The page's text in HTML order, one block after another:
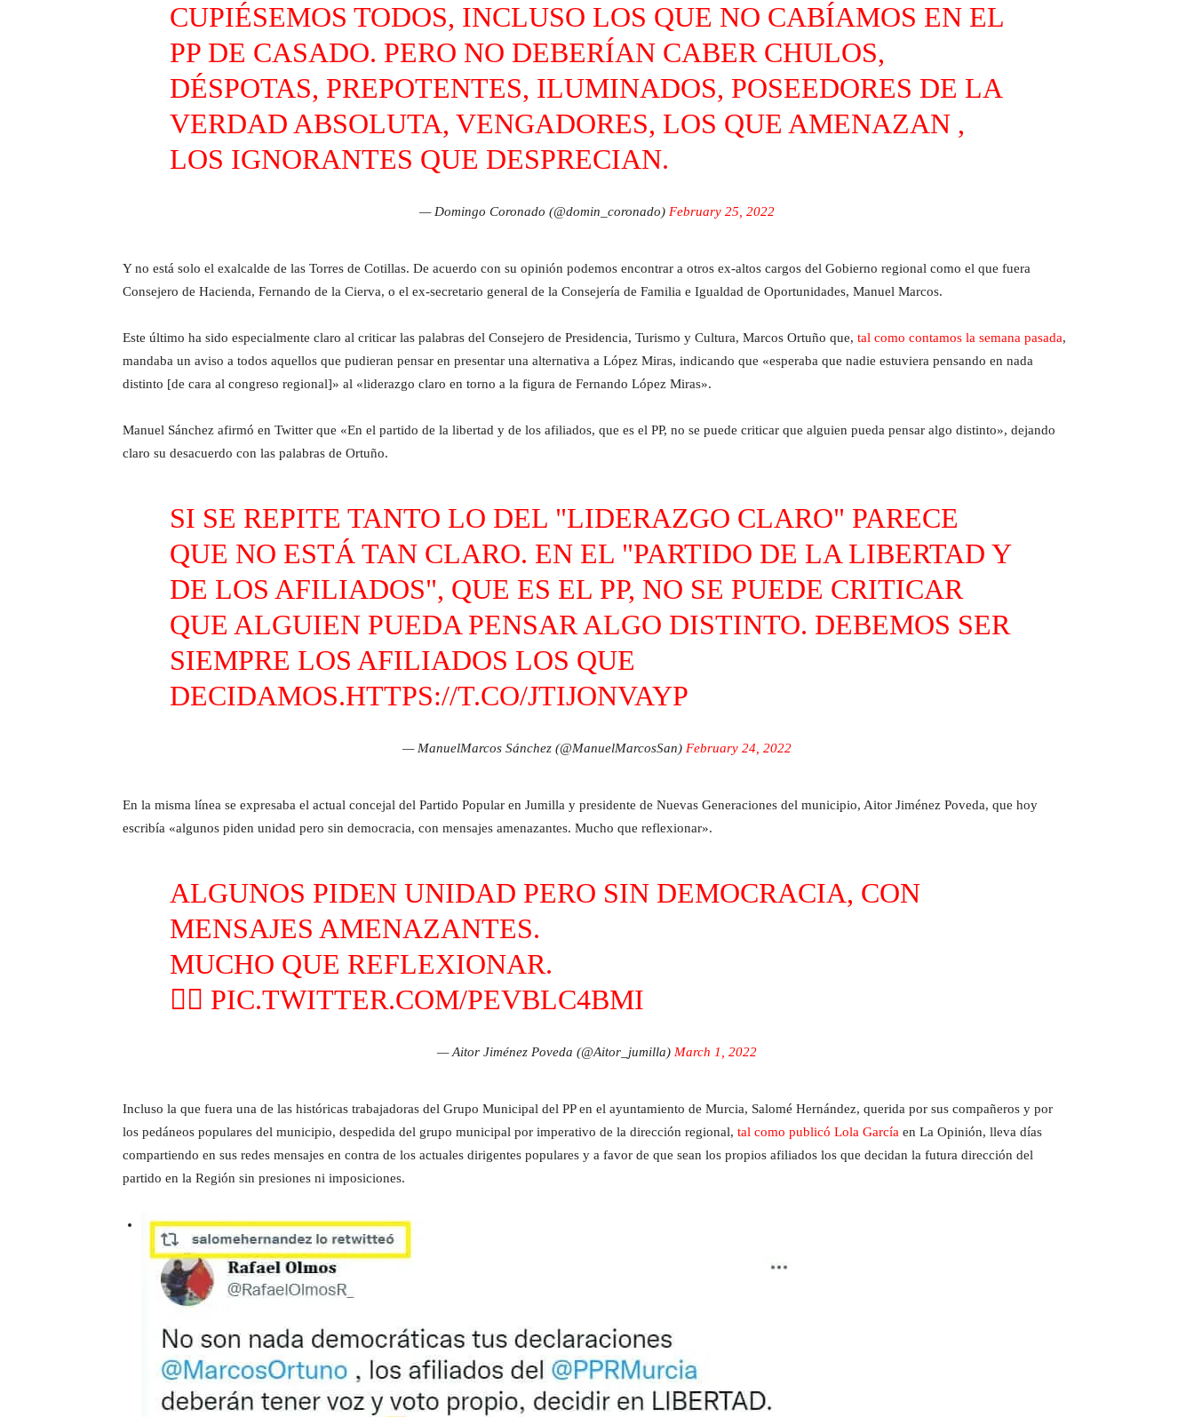
CUPIÉSEMOS TODOS, INCLUSO LOS QUE NO CABÍAMOS EN EL
PP DE CASADO. PERO NO DEBERÍAN CABER CHULOS,
DÉSPOTAS, PREPOTENTES, ILUMINADOS, POSEEDORES DE LA
VERDAD ABSOLUTA, VENGADORES, LOS QUE AMENAZAN ,
LOS IGNORANTES QUE DESPRECIAN.
— Domingo Coronado (@domin_coronado) February 25, 2022
Y no está solo el exalcalde de las Torres de Cotillas. De acuerdo con su opinión podemos encontrar a otros ex-altos cargos del Gobierno regional como el que fuera
Consejero de Hacienda, Fernando de la Cierva, o el ex-secretario general de la Consejería de Familia e Igualdad de Oportunidades, Manuel Marcos.
Este último ha sido especialmente claro al criticar las palabras del Consejero de Presidencia, Turismo y Cultura, Marcos Ortuño que, tal como contamos la semana pasada,
mandaba un aviso a todos aquellos que pudieran pensar en presentar una alternativa a López Miras, indicando que «esperaba que nadie estuviera pensando en nada
distinto [de cara al congreso regional]» al «liderazgo claro en torno a la figura de Fernando López Miras».
Manuel Sánchez afirmó en Twitter que «En el partido de la libertad y de los afiliados, que es el PP, no se puede criticar que alguien pueda pensar algo distinto», dejando
claro su desacuerdo con las palabras de Ortuño.
SI SE REPITE TANTO LO DEL "LIDERAZGO CLARO" PARECE
QUE NO ESTÁ TAN CLARO. EN EL "PARTIDO DE LA LIBERTAD Y
DE LOS AFILIADOS", QUE ES EL PP, NO SE PUEDE CRITICAR
QUE ALGUIEN PUEDA PENSAR ALGO DISTINTO. DEBEMOS SER
SIEMPRE LOS AFILIADOS LOS QUE
DECIDAMOS.HTTPS://T.CO/JTIJONVAYP
— ManuelMarcos Sánchez (@ManuelMarcosSan) February 24, 2022
En la misma línea se expresaba el actual concejal del Partido Popular en Jumilla y presidente de Nuevas Generaciones del municipio, Aitor Jiménez Poveda, que hoy
escribía «algunos piden unidad pero sin democracia, con mensajes amenazantes. Mucho que reflexionar».
ALGUNOS PIDEN UNIDAD PERO SIN DEMOCRACIA, CON
MENSAJES AMENAZANTES.
MUCHO QUE REFLEXIONAR.
👇🏼 PIC.TWITTER.COM/PEVBLC4BMI
— Aitor Jiménez Poveda (@Aitor_jumilla) March 1, 2022
Incluso la que fuera una de las históricas trabajadoras del Grupo Municipal del PP en el ayuntamiento de Murcia, Salomé Hernández, querida por sus compañeros y por
los pedáneos populares del municipio, despedida del grupo municipal por imperativo de la dirección regional, tal como publicó Lola García en La Opinión, lleva días
compartiendo en sus redes mensajes en contra de los actuales dirigentes populares y a favor de que sean los propios afiliados los que decidan la futura dirección del
partido en la Región sin presiones ni imposiciones.